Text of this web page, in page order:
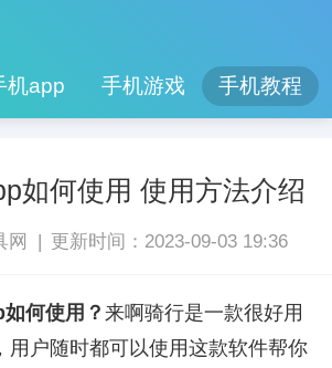
机app 手机游戏 手机教程
如何使用 使用方法介绍
网 | 更新时间：2023-09-03 19:36
何使用？ 来啊骑行是一款很好用
用户随时都可以使用这款软件帮你